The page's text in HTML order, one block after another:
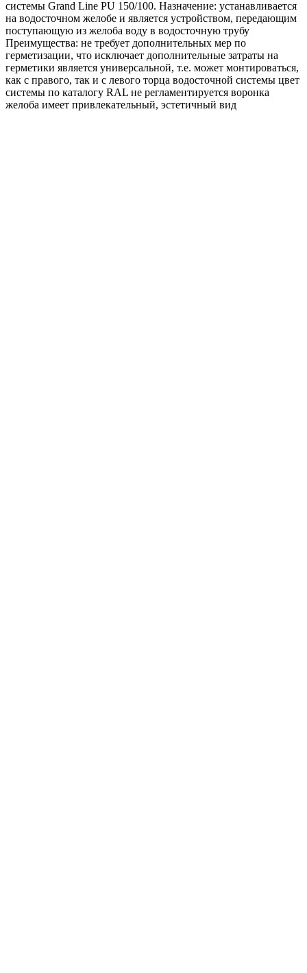
асфальт
системы Grand Line PU 150/100. Назначение: устанавливается
на водосточном желобе и является устройством, передающим
поступающую из желоба воду в водосточную трубу
Преимущества: не требует дополнительных мер по
герметизации, что исключает дополнительные затраты на
герметики является универсальной, т.е. может монтироваться,
как с правого, так и с левого торца водосточной системы цвет
системы по каталогу RAL не регламентируется воронка
желоба имеет привлекательный, эстетичный вид